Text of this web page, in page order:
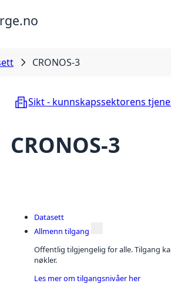
CRONOS-3
Sikt - kunnskapssektorens
CRONOS-3
Datasett
Allmenn tilgang
Offentlig tilgjengelig for alle. Tilgang
nøkler.
Les mer om tilgangsnivåer her